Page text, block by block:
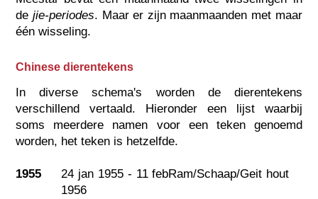
dejie-periodes. Maar er zijn maanmaanden met maar
één wisseling.
Chinese dierentekens
In diverse schema's worden de dierentekens
verschillend vertaald. Hieronder een lijst waarbij
soms meerdere namen voor een teken genoemd
worden, het teken is hetzelfde.
1955
24 jan 1955 - 11 feb
1956
Ram/Schaap/Geit hout